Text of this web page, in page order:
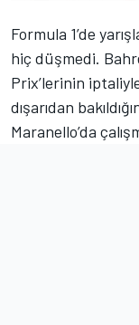
Formula 1’de
hiç düşmedi.
Prix’lerinin
dışarıdan
Maranello’da